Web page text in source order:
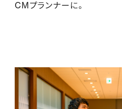
CMプランナーに。